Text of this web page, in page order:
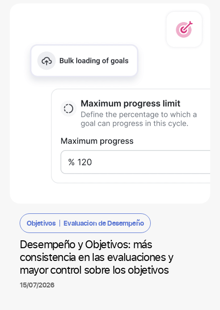
Objetivos | Evaluacion de Desempeño
Desempeño y Objetivos: más
consistencia en las evaluaciones y
mayor control sobre los objetivos
15/07/2026